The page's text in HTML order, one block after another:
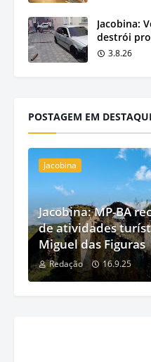
Jacobina:
destrói
3.8.26
POSTAGEM EM
Jacobina
Jacobina: MP-BA
de atividades
Miguel das Figuras
Redação 16.9.25